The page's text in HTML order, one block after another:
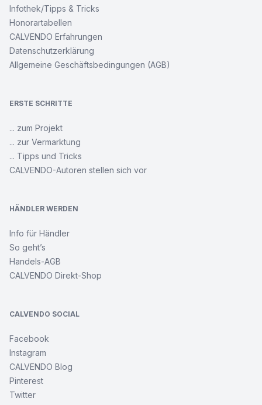
Infothek/Tipps & Tricks
Honorartabellen
CALVENDO Erfahrungen
Datenschutzerklärung
Allgemeine Geschäftsbedingungen (AGB)
ERSTE SCHRITTE
... zum Projekt
... zur Vermarktung
... Tipps und Tricks
CALVENDO-Autoren stellen sich vor
HÄNDLER WERDEN
Info für Händler
So geht’s
Handels-AGB
CALVENDO Direkt-Shop
CALVENDO SOCIAL
Facebook
Instagram
CALVENDO Blog
Pinterest
Twitter